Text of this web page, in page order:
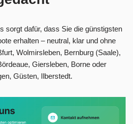
sorgt dafür, dass Sie die günstigsten
erhalten – neutral, klar und ohne
Wolmirsleben, Bernburg (Saale),
Giersleben, Borne oder
Güsten, Ilberstedt.